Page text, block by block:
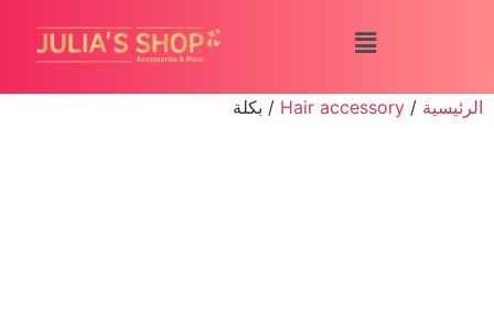
الرئيسية /
Hair accessory / بكلة